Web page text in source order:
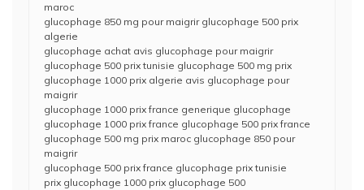
maroc
glucophage 850 mg pour maigrir glucophage 500 prix
algerie
glucophage achat avis glucophage pour maigrir
glucophage 500 prix tunisie glucophage 500 mg prix
glucophage 1000 prix algerie avis glucophage pour
maigrir
glucophage 1000 prix france generique glucophage
glucophage 1000 prix france glucophage 500 prix france
glucophage 500 mg prix maroc glucophage 850 pour
maigrir
glucophage 500 prix france glucophage prix tunisie
prix glucophage 1000 prix glucophage 500